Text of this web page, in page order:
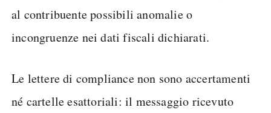
al contribuente possibili anomalie o
incongruenze nei dati fiscali dichiarati.
Le lettere di compliance non sono accertamenti
né cartelle esattoriali: il messaggio ricevuto